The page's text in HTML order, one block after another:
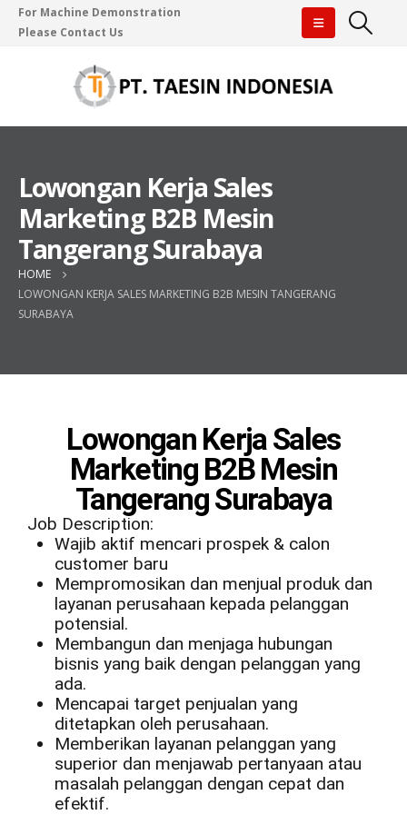
For Machine Demonstration
Please Contact Us
Lowongan Kerja Sales
Marketing B2B Mesin
Tangerang Surabaya
HOME
LOWONGAN KERJA SALES MARKETING B2B MESIN TANGERANG
SURABAYA
Lowongan Kerja Sales
Marketing B2B Mesin
Tangerang Surabaya
Job Description:
Wajib aktif mencari prospek & calon
customer baru
Mempromosikan dan menjual produk dan
layanan perusahaan kepada pelanggan
potensial.
Membangun dan menjaga hubungan
bisnis yang baik dengan pelanggan yang
ada.
Mencapai target penjualan yang
ditetapkan oleh perusahaan.
Memberikan layanan pelanggan yang
superior dan menjawab pertanyaan atau
masalah pelanggan dengan cepat dan
efektif.